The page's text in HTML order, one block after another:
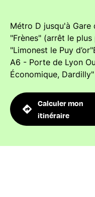
Métro D jusqu'à Gare
"Frènes" (arrêt le
"Limonest le Puy
A6 - Porte de Lyon
Économique,
Calculer mon
itinéraire